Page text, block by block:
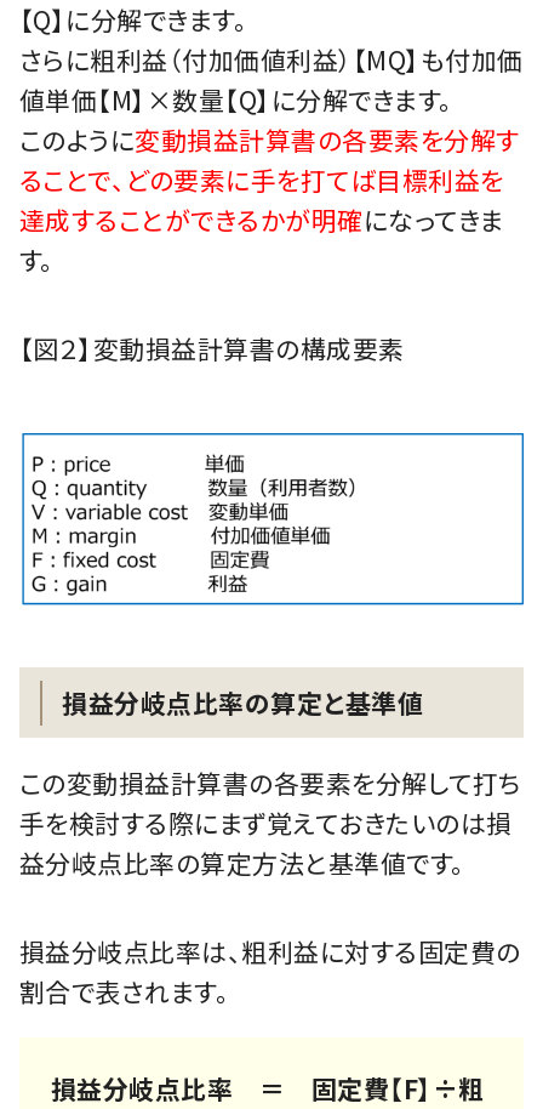
【Q】に分解できます。
さらに粗利益（付加価値利益）【MQ】も付加価
値単価【M】×数量【Q】に分解できます。
このように変動損益計算書の各要素を分解す
ることで、どの要素に手を打てば目標利益を
達成することができるかが明確になってきま
す。
【図２】変動損益計算書の構成要素
損益分岐点比率の算定と基準値
この変動損益計算書の各要素を分解して打ち
手を検討する際にまず覚えておきたいのは損
益分岐点比率の算定方法と基準値です。
損益分岐点比率は、粗利益に対する固定費の
割合で表されます。
損益分岐点比率 ＝ 固定費【F】÷粗